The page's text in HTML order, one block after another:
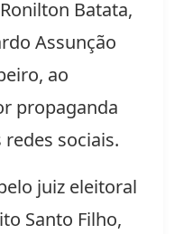
Batata,
Assunção
ao
propaganda
sociais.
juiz eleitoral
Santo Filho,